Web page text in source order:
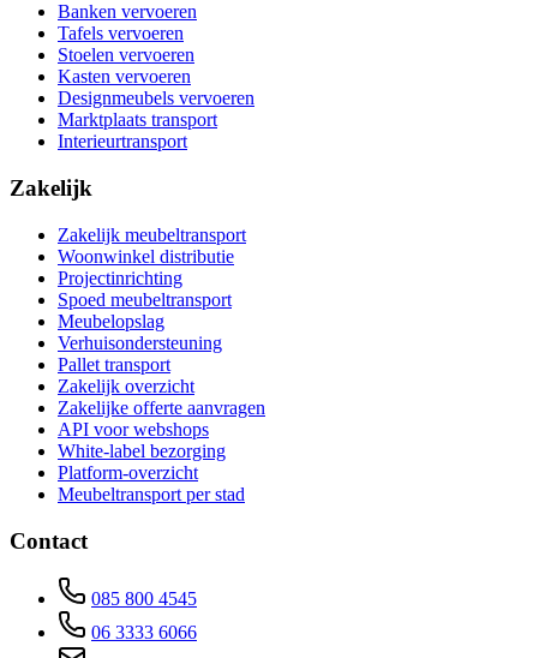
Banken vervoeren
Tafels vervoeren
Stoelen vervoeren
Kasten vervoeren
Designmeubels vervoeren
Marktplaats transport
Interieurtransport
Zakelijk
Zakelijk meubeltransport
Woonwinkel distributie
Projectinrichting
Spoed meubeltransport
Meubelopslag
Verhuisondersteuning
Pallet transport
Zakelijk overzicht
Zakelijke offerte aanvragen
API voor webshops
White-label bezorging
Platform-overzicht
Meubeltransport per stad
Contact
085 800 4545
06 3333 6066